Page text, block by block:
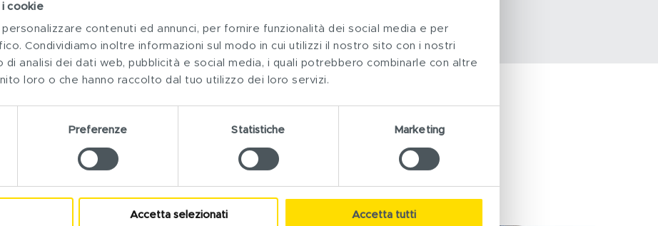
i cookie
contenuti ed annunci, per fornire funzionalità dei social media e per
Condividiamo inoltre informazioni sul modo in cui utilizzi il nostro sito con i nostri
di analisi dei dati web, pubblicità e social media, i quali potrebbero combinarle con altre
loro o che hanno raccolto dal tuo utilizzo dei loro servizi.
Preferenze Statistiche Marketing
Accetta selezionati Accetta tutti
and medical devices
INTERVENTION